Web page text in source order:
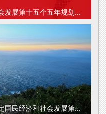
发展第十五个五年规划...
国民经济和社会发展第...